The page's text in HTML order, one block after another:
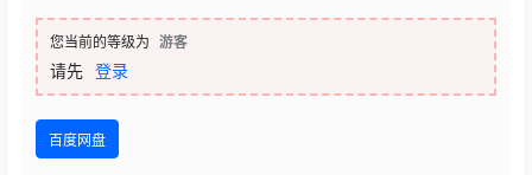
您当前的等级为 游客
请先 登录
百度网盘